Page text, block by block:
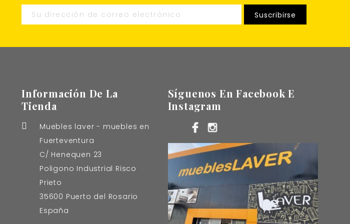
Información De La
Tienda

Muebles laver - muebles en
Fuerteventura
C/ Henequen 23
Poligono Industrial Risco
Prieto
35600 Puerto del Rosario
España
Síguenos En Facebook E
Instagram